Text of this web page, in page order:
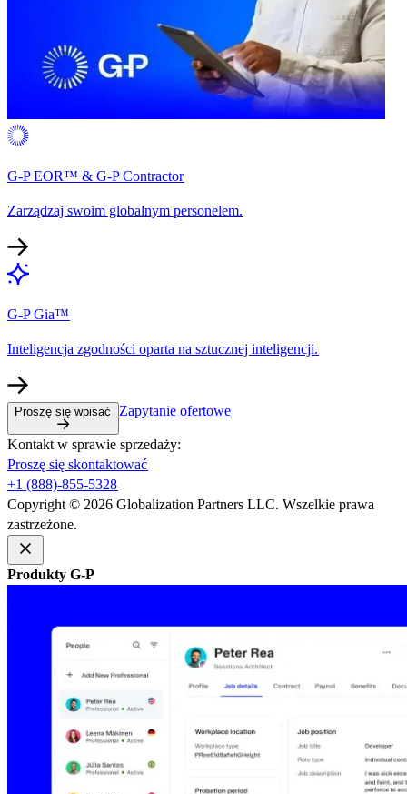
G-P EOR™ & G-P Contractor​​
Zarządzaj swoim globalnym personelem.​​
G-P Gia™​​
Inteligencja zgodności oparta na sztucznej inteligencji.​​
Proszę się wpisać​​ Zapytanie ofertowe​​
Kontakt w sprawie sprzedaży:​​
Proszę się skontaktować​​
+1 (888)-855-5328​​
Copyright © 2026 Globalization Partners LLC. Wszelkie prawa
zastrzeżone.​​
Produkty G-P​​